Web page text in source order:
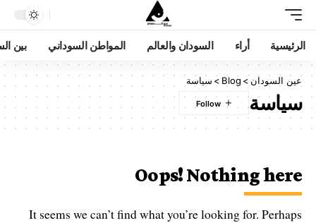
الرئيسية أراء السودان والعالم المواطن السوداني بين
عين السودان >
Blog
> سياسة
سياسة
Oops! Nothing here
It seems we can’t find what you’re looking for. Perhaps